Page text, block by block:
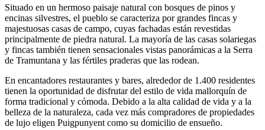
Situado en un hermoso paisaje natural con bosques de pinos y
encinas silvestres, el pueblo se caracteriza por grandes fincas y
majestuosas casas de campo, cuyas fachadas están revestidas
principalmente de piedra natural. La mayoría de las casas solariegas
y fincas también tienen sensacionales vistas panorámicas a la Serra
de Tramuntana y las fértiles praderas que las rodean.
En encantadores restaurantes y bares, alrededor de 1.400 residentes
tienen la oportunidad de disfrutar del estilo de vida mallorquín de
forma tradicional y cómoda. Debido a la alta calidad de vida y a la
belleza de la naturaleza, cada vez más compradores de propiedades
de lujo eligen Puigpunyent como su domicilio de ensueño.